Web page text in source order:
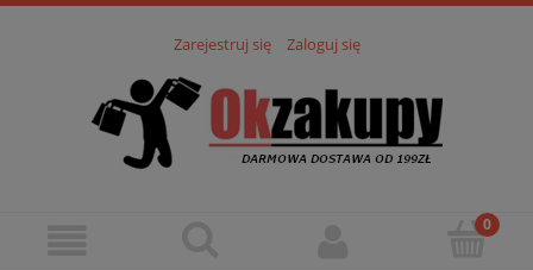
Zarejestruj się Zaloguj się